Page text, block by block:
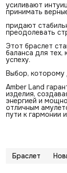
усиливают
принимать
придают
преодолевать
Этот браслет
баланса для тех,
успеху.
Выбор,
Amber Land
изделия,
энергией и
отличным
пути к гармонии
Браслет